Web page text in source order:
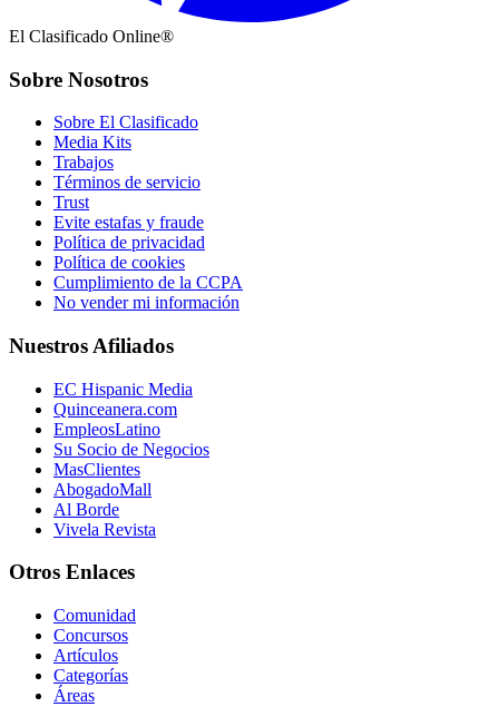
El Clasificado Online®
Sobre Nosotros
Sobre El Clasificado
Media Kits
Trabajos
Términos de servicio
Trust
Evite estafas y fraude
Política de privacidad
Política de cookies
Cumplimiento de la CCPA
No vender mi información
Nuestros Afiliados
EC Hispanic Media
Quinceanera.com
EmpleosLatino
Su Socio de Negocios
MasClientes
AbogadoMall
Al Borde
Vivela Revista
Otros Enlaces
Comunidad
Concursos
Artículos
Categorías
Áreas